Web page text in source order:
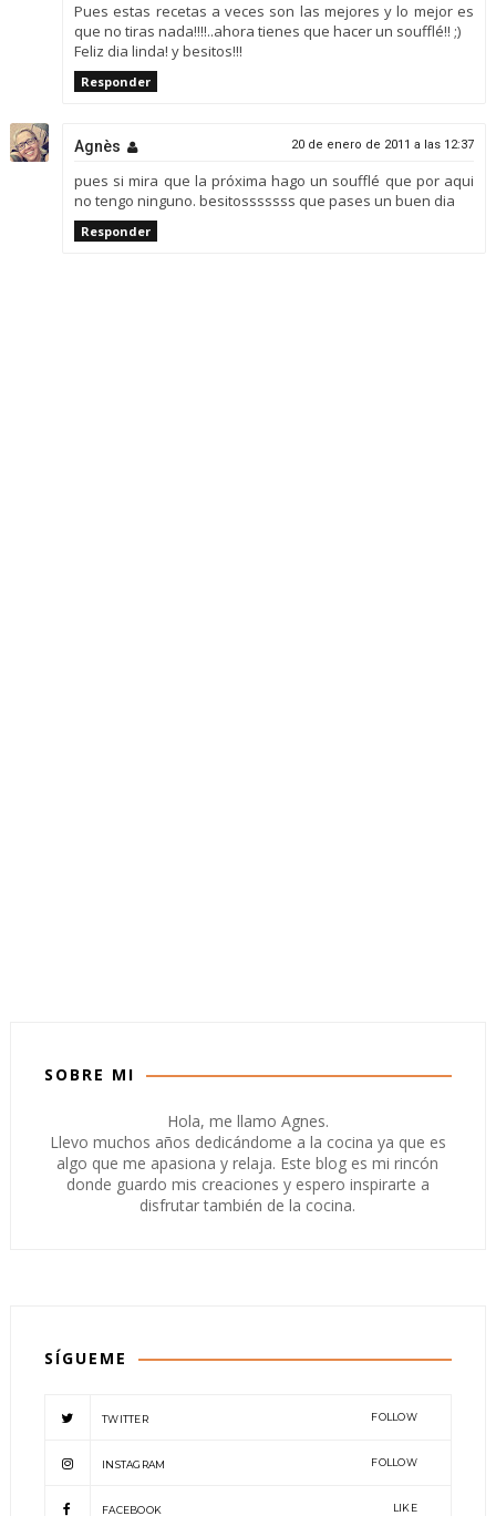
Pues estas recetas a veces son las mejores y lo mejor es
que no tiras nada!!!!..ahora tienes que hacer un soufflé!! ;)
Feliz dia linda! y besitos!!!
Responder
Agnès 20 de enero de 2011 a las 12:37
pues si mira que la próxima hago un soufflé que por aqui
no tengo ninguno. besitosssssss que pases un buen dia
Responder
SOBRE MI
Hola, me llamo Agnes.
Llevo muchos años dedicándome a la cocina ya que es
algo que me apasiona y relaja. Este blog es mi rincón
donde guardo mis creaciones y espero inspirarte a
disfrutar también de la cocina.
SÍGUEME
TWITTER FOLLOW
INSTAGRAM FOLLOW
FACEBOOK LIKE